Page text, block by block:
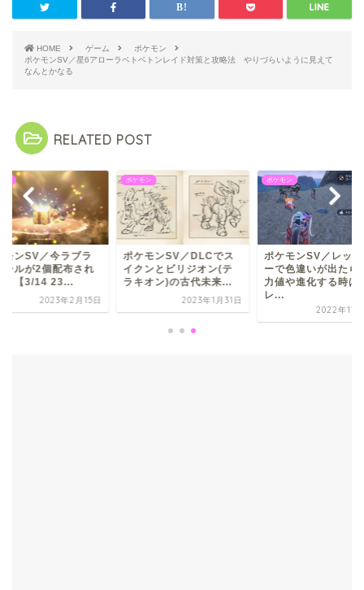
HOME ゲーム
ポケモン
ポケモンSV／星6アローラベトベトンレイド対策と攻略法 やりづらいように見えて
なんとかなる
RELATED POST
モンSV／今ラブラ
ールが2個配布され
よ【3/14 23...
2023年2月15日
ポケモン
ポケモンSV／DLCでス
イクンとビリジオン(テ
ラキオン)の古代未来...
2023年1月31日
ポケモン
ポケモンSV／レッ
ーで色違いが出たら
力値や進化する時は
レ...
2022年11